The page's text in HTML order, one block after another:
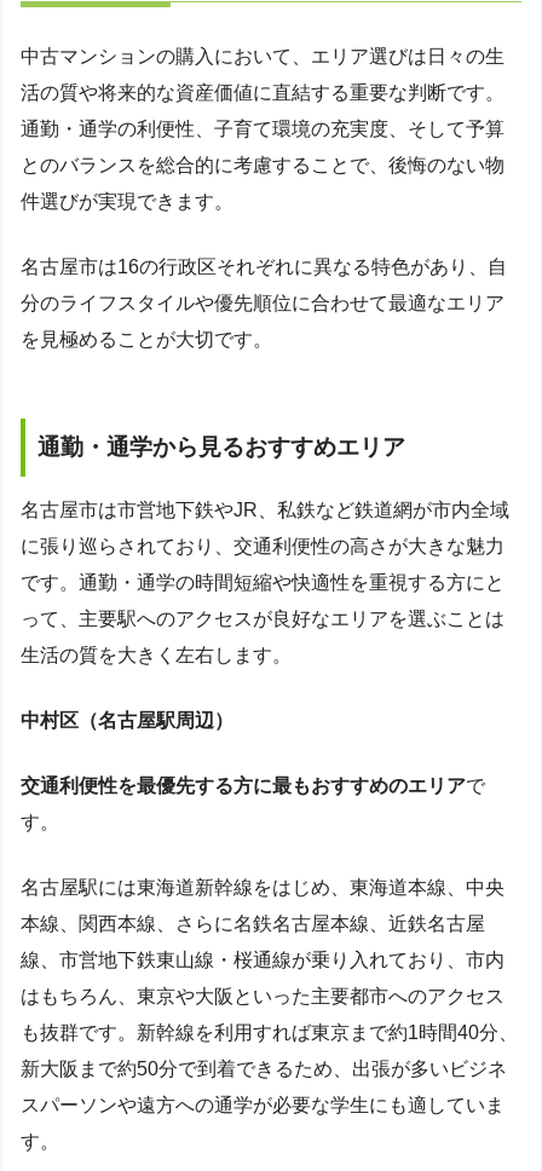
中古マンションの購入において、エリア選びは日々の生
活の質や将来的な資産価値に直結する重要な判断です。
通勤・通学の利便性、子育て環境の充実度、そして予算
とのバランスを総合的に考慮することで、後悔のない物
件選びが実現できます。
名古屋市は16の行政区それぞれに異なる特色があり、自
分のライフスタイルや優先順位に合わせて最適なエリア
を見極めることが大切です。
通勤・通学から見るおすすめエリア
名古屋市は市営地下鉄やJR、私鉄など鉄道網が市内全域
に張り巡らされており、交通利便性の高さが大きな魅力
です。通勤・通学の時間短縮や快適性を重視する方にと
って、主要駅へのアクセスが良好なエリアを選ぶことは
生活の質を大きく左右します。
中村区（名古屋駅周辺）
交通利便性を最優先する方に最もおすすめのエリアで
す。
名古屋駅には東海道新幹線をはじめ、東海道本線、中央
本線、関西本線、さらに名鉄名古屋本線、近鉄名古屋
線、市営地下鉄東山線・桜通線が乗り入れており、市内
はもちろん、東京や大阪といった主要都市へのアクセス
も抜群です。新幹線を利用すれば東京まで約1時間40分、
新大阪まで約50分で到着できるため、出張が多いビジネ
スパーソンや遠方への通学が必要な学生にも適していま
す。